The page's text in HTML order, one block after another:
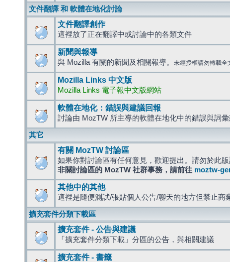
文件翻譯 和 軟體在地化討論
文件翻譯創作
這裡放了正在翻譯中或討論中的各類文件
新聞與報導
與 Mozilla 有關的新聞及相關報導。 未經授權請勿轉載全
Mozilla Links 中文版
Mozilla Links 電子報中文版網站
軟體在地化：錯誤與建議回報
討論由 MozTW 所主導的軟體在地化中的錯誤與詞
其它
有關 MozTW 討論區
如果你對討論區有任何意見，歡迎提出。請勿於此
非關討論區的 MozTW 社群事務，請前往 moztw-
其他中的其他
這裡是隨便測試/張貼個人公告/聊天的地方但禁止商
擴充套件分類下載區
擴充套件 - 公告與建議
「擴充套件分類下載」分區的公告，與相關建議
擴充套件 - 書籤